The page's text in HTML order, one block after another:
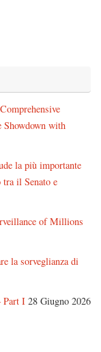
Showdown with
la più importante
il Senato e
of Millions
la sorveglianza di
Part I 28 Giugno 2026